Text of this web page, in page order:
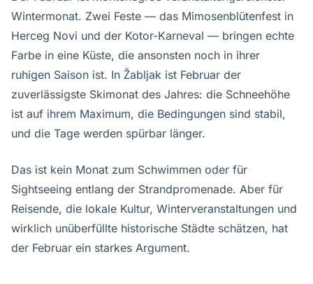
Wintermonat. Zwei Feste — das Mimosenblütenfest in
Herceg Novi und der Kotor-Karneval — bringen echte
Farbe in eine Küste, die ansonsten noch in ihrer
ruhigen Saison ist. In Žabljak ist Februar der
zuverlässigste Skimonat des Jahres: die Schneehöhe
ist auf ihrem Maximum, die Bedingungen sind stabil,
und die Tage werden spürbar länger.
Das ist kein Monat zum Schwimmen oder für
Sightseeing entlang der Strandpromenade. Aber für
Reisende, die lokale Kultur, Winterveranstaltungen und
wirklich unüberfüllte historische Städte schätzen, hat
der Februar ein starkes Argument.